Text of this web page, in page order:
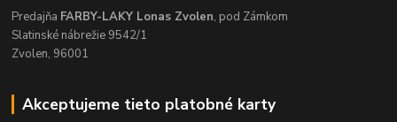
Predajňa FARBY-LAKY Lonas Zvolen, pod Zámkom
Slatinské nábrežie 9542/1
Zvolen, 96001
Akceptujeme tieto platobné karty